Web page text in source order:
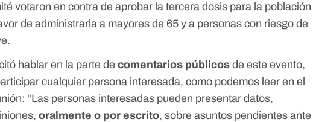
votaron en contra de aprobar la tercera dosis para la población
de administrarla a mayores de 65 y a personas con riesgo de
.
hablar en la parte decomentarios públicos de este evento,
cualquier persona interesada, como podemos leer en el
"Las personas interesadas pueden presentar datos,
oralmente o por escrito, sobre asuntos pendientes ante